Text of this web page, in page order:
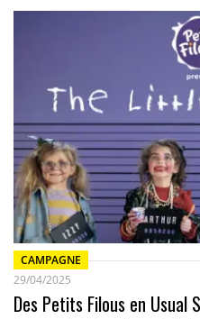
CAMPAGNE
29/04/2025
Des Petits Filous en Usual